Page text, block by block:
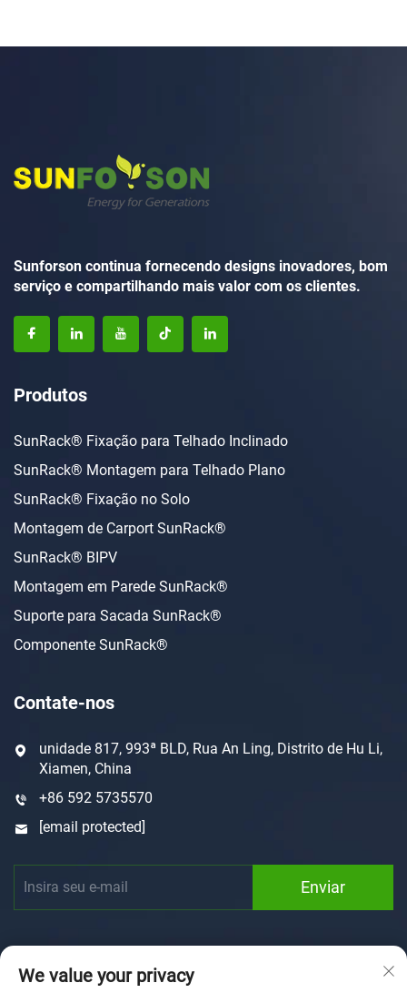
Sunforson continua fornecendo designs inovadores, bom
serviço e compartilhando mais valor com os clientes.
Produtos
SunRack® Fixação para Telhado Inclinado
SunRack® Montagem para Telhado Plano
SunRack® Fixação no Solo
Montagem de Carport SunRack®
SunRack® BIPV
Montagem em Parede SunRack®
Suporte para Sacada SunRack®
Componente SunRack®
Contate-nos
unidade 817, 993ª BLD, Rua An Ling, Distrito de Hu Li,
Xiamen, China
+86 592 5735570
[email protected]
Enviar
We value your privacy